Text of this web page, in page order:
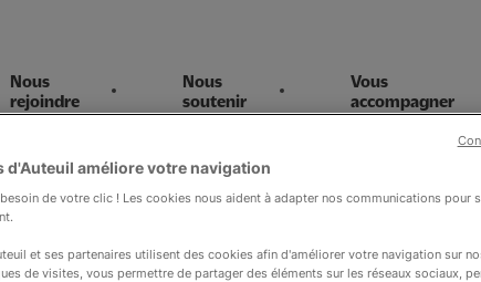
Nous
rejoindre
Nous
soutenir
Vous
accompagner
d'Auteuil améliore votre navigation
de votre clic ! Les cookies nous aident à adapter nos communications pour
et ses partenaires utilisent des cookies afin d'améliorer votre navigation sur
de visites, vous permettre de partager des éléments sur les réseaux sociaux,